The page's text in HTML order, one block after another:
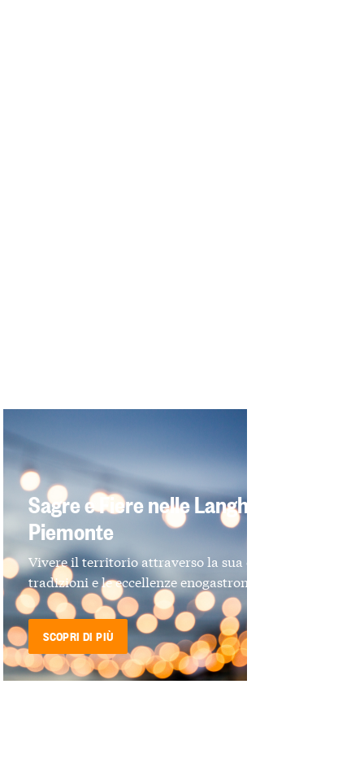
Sagre e Fiere nelle Langhe e in
Piemonte
Vivere il territorio attraverso la sua cultura, le
tradizioni e le eccellenze enogastronomiche
SCOPRI DI PIÙ